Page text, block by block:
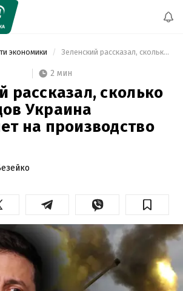
экономики Зеленский рассказал, сколько миллиардов Украина направляет на производство оружия
2 мин
рассказал, сколько
Украина
на производство